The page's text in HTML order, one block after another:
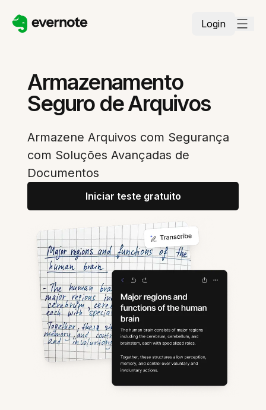
Login
Armazenamento
Seguro de Arquivos
Armazene Arquivos com Segurança
com Soluções Avançadas de
Documentos
Iniciar teste gratuito